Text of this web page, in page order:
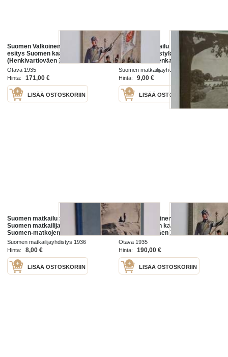
Suomen Valkoinen kaarti : lyhyt
esitys Suomen kaartin
(Henkivartioväen 3 Suomen
Tarkk'ampujapataljoonan) ja
Suomen Valkoisen kaartin
historiasta
Otava 1935
Hinta:
171,00 €
LISÄÄ OSTOSKORIIN
Suomen matkailu 1937 : Suomen
matkailijayhdistyksen ja Suomen-
matkojen äänenkannattaja
Suomen matkailijayhdistys 1937
Hinta:
9,00 €
LISÄÄ OSTOSKORIIN
Suomen matkailu : kuvateos :
Suomen matkailijayhdistyksen ja
Suomen-matkojen
äänenkannattaja
Suomen matkailijayhdistys 1936
Hinta:
8,00 €
LISÄÄ OSTOSKORIIN
Suomen Valkoinen kaarti : lyhyt
esitys Suomen kaartin
(Henkivartioväen 3. Suomen
Tarkk'ampujapataljoonan) ja
Suomen Valkoisen kaartin
historiasta
Otava 1935
Hinta:
190,00 €
LISÄÄ OSTOSKORIIN